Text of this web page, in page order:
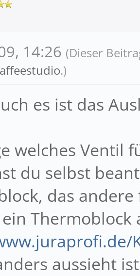
14:26 (Dieser
.)
es ist das
welches Ventil
du selbst
das
Thermoblock
aussieht